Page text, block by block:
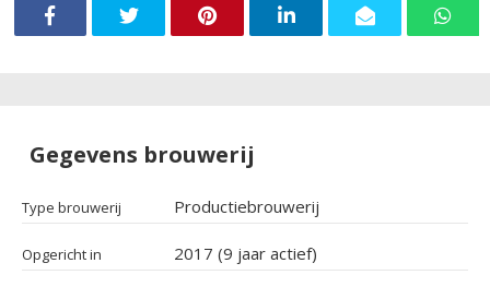
Gegevens brouwerij
Type brouwerij Productiebrouwerij
Opgericht in 2017 (9 jaar actief)